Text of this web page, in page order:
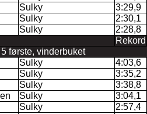
Sulky 3:29,9
Sulky 2:30,1
Sulky 2:28,8
Rekord
første, vinderbuket
Sulky 4:03,6
Sulky 3:35,2
Sulky 3:38,8
Sulky 3:04,1
Sulky 2:57,4